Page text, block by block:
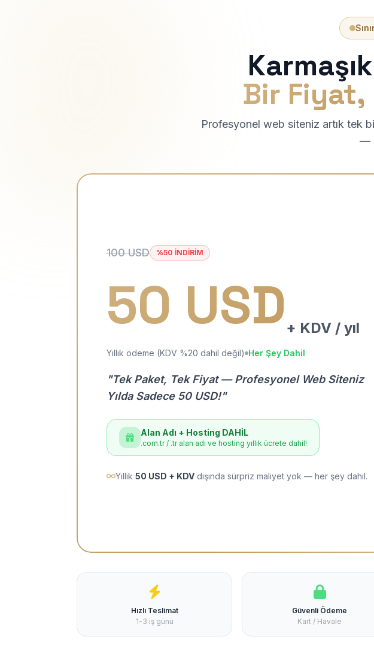
Bir Fiyat,
Profesyonel web siteniz artık tek
—
100 USD %50 İNDİRİM
50 USD + KDV / yıl
Yıllık ödeme (KDV %20 dahil değil) Her Şey Dahil
"Tek Paket, Tek Fiyat — Profesyonel Web Siteniz
Yılda Sadece 50 USD!"
Alan Adı + Hosting DAHİL
.com.tr / .tr alan adı ve hosting yıllık ücrete dahil!
Yıllık 50 USD + KDV dışında sürpriz maliyet yok — her şey dahil.
Hızlı Teslimat
1-3 iş günü
Güvenli Ödeme
Kart / Havale